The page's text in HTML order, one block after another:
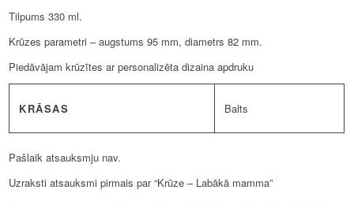
Tilpums 330 ml.
Krūzes parametri – augstums 95 mm, diametrs 82 mm.
Piedāvājam krūzītes ar personalizēta dizaina apdruku
KRĀSAS Balts
Pašlaik atsauksmju nav.
Uzraksti atsauksmi pirmais par “Krūze – Labākā mamma”